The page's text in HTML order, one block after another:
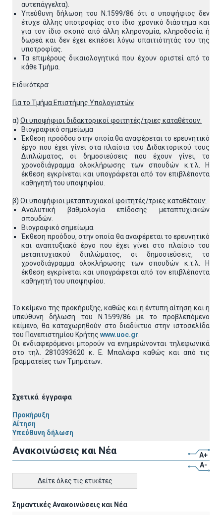
αυτεπάγγελτα).
Υπεύθυνη δήλωση του Ν.1599/86 ότι ο υποψήφιος δεν
έτυχε άλλης υποτροφίας στο ίδιο χρονικό διάστημα και
για τον ίδιο σκοπό από άλλη κληρονομία, κληροδοσία ή
δωρεά και δεν έχει εκπέσει λόγω υπαιτιότητάς του της
υποτροφίας.
Τα επιμέρους δικαιολογητικά που έχουν οριστεί από το
κάθε Τμήμα.
Ειδικότερα:
Για το Τμήμα Επιστήμης Υπολογιστών
α) Οι υποψήφιοι διδακτορικοί φοιτητές/τριες καταθέτουν:
Βιογραφικό σημείωμα
Έκθεση προόδου στην οποία θα αναφέρεται το ερευνητικό
έργο που έχει γίνει στα πλαίσια του Διδακτορικού τους
Διπλώματος, οι δημοσιεύσεις που έχουν γίνει, το
χρονοδιάγραμμα ολοκλήρωσης των σπουδών κ.τ.λ. Η
έκθεση εγκρίνεται και υπογράφεται από τον επιβλέποντα
καθηγητή του υποψηφίου.
β) Οι υποψήφιοι μεταπτυχιακοί φοιτητές/τριες καταθέτουν:
Αναλυτική βαθμολογία επίδοσης μεταπτυχιακών
σπουδών.
Βιογραφικό σημείωμα.
Έκθεση προόδου, στην οποία θα αναφέρεται το ερευνητικό
και αναπτυξιακό έργο που έχει γίνει στο πλαίσιο του
μεταπτυχιακού διπλώματος, οι δημοσιεύσεις, το
χρονοδιάγραμμα ολοκλήρωσης των σπουδών κ.τ.λ. Η
έκθεση εγκρίνεται και υπογράφεται από τον επιβλέποντα
καθηγητή του υποψηφίου.
Το κείμενο της προκήρυξης, καθώς και η έντυπη αίτηση και η
υπεύθυνη δήλωση του Ν.1599/86 με το προβλεπόμενο
κείμενο, θα καταχωρηθούν στο διαδίκτυο στην ιστοσελίδα
του Πανεπιστημίου Κρήτης www.uoc.gr
Οι ενδιαφερόμενοι μπορούν να ενημερώνονται τηλεφωνικά
στο τηλ. 2810393620 κ. Ε. Μπαλάφα καθώς και από τις
Γραμματείες των Τμημάτων.
Σχετικά έγγραφα
Προκήρυξη
Αίτηση
Υπεύθυνη δήλωση
Ανακοινώσεις και Νέα
A+
A-
Δείτε όλες τις ετικέτες
Σημαντικές Ανακοινώσεις και Νέα